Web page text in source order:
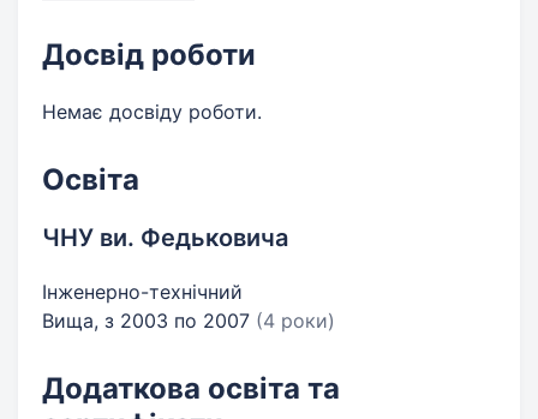
Досвід роботи
Немає досвіду роботи.
Освіта
ЧНУ ви. Федьковича
Інженерно-технічний
Вища, з 2003 по 2007 (4 роки)
Додаткова освіта та